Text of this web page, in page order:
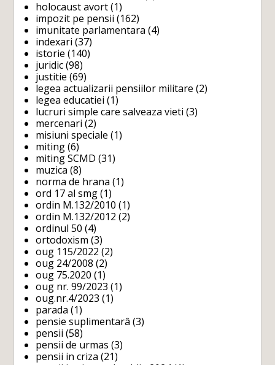
holocaust avort (1)
impozit pe pensii (162)
imunitate parlamentara (4)
indexari (37)
istorie (140)
juridic (98)
justitie (69)
legea actualizarii pensiilor militare (2)
legea educatiei (1)
lucruri simple care salveaza vieti (3)
mercenari (2)
misiuni speciale (1)
miting (6)
miting SCMD (31)
muzica (8)
norma de hrana (1)
ord 17 al smg (1)
ordin M.132/2010 (1)
ordin M.132/2012 (2)
ordinul 50 (4)
ortodoxism (3)
oug 115/2022 (2)
oug 24/2008 (2)
oug 75.2020 (1)
oug nr. 99/2023 (1)
oug.nr.4/2023 (1)
parada (1)
pensie suplimentarâ (3)
pensii (58)
pensii de urmas (3)
pensii in criza (21)